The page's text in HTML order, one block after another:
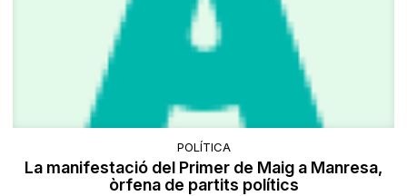
POLÍTICA
La manifestació del Primer de Maig a Manresa,
òrfena de partits polítics